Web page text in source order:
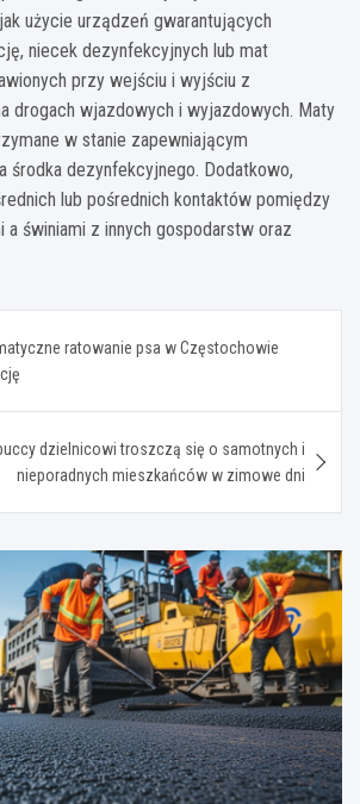
użycie urządzeń gwarantujących
niecek dezynfekcyjnych lub mat
przy wejściu i wyjściu z
drogach wjazdowych i wyjazdowych. Maty
w stanie zapewniającym
środka dezynfekcyjnego. Dodatkowo,
lub pośrednich kontaktów pomiędzy
a świniami z innych gospodarstw oraz
ratowanie psa w Częstochowie
dzielnicowi troszczą się o samotnych i
nieporadnych mieszkańców w zimowe dni